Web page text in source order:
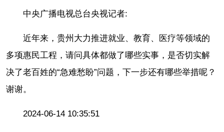
中央广播电视总台央视记者:
近年来，贵州大力推进就业、教育、医疗等领域的
多项惠民工程，请问具体都做了哪些实事，是否切实解
决了老百姓的“急难愁盼”问题，下一步还有哪些举措呢？
谢谢。
2024-06-14 10:35:51